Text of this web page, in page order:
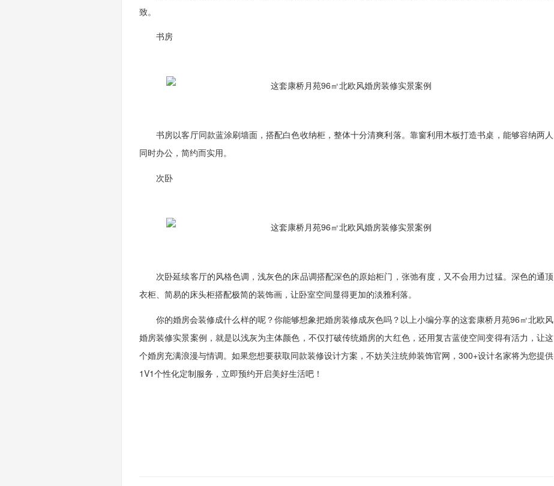
致。
书房
书房以客厅同款蓝涂刷墙面，搭配白色收纳柜，整体十分清爽利落。靠窗利用木板打造书桌，能够容纳两人
同时办公，简约而实用。
次卧
次卧延续客厅的风格色调，浅灰色的床品调搭配深色的原始柜门，张弛有度，又不会用力过猛。深色的通顶
衣柜、简易的床头柜搭配极简的装饰画，让卧室空间显得更加的淡雅利落。
你的婚房会装修成什么样的呢？你能够想象把婚房装修成灰色吗？以上小编分享的这套康桥月苑96㎡北欧风
婚房装修实景案例，就是以浅灰为主体颜色，不仅打破传统婚房的大红色，还用复古蓝使空间变得有活力，让这
个婚房充满浪漫与情调。如果您想要获取同款装修设计方案，不妨关注统帅装饰官网，300+设计名家将为您提供
1V1个性化定制服务，立即预约开启美好生活吧！